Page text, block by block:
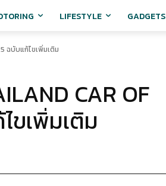
LIFESTYLE GADGETS
ฉบับแก้ไขเพิ่มเติม
CAR OF
ขเพิ่มเติม